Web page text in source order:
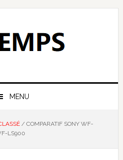
MENU
/COMPARATIF SONY WF-
LS900